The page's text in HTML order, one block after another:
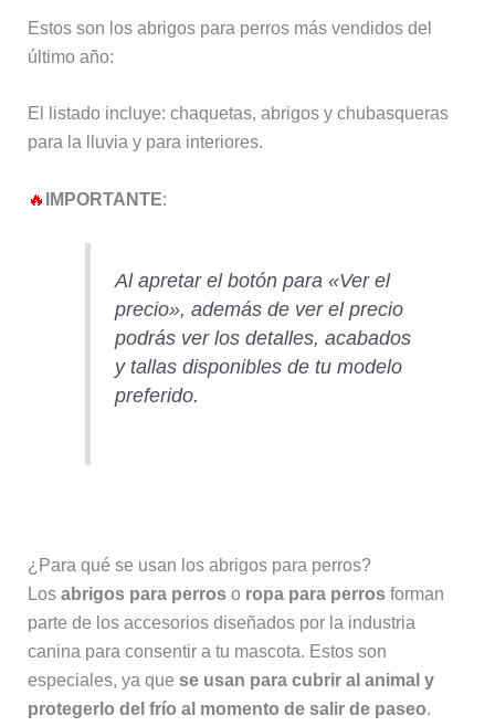
Estos son los abrigos para perros más vendidos del
último año:
El listado incluye: chaquetas, abrigos y chubasqueras
para la lluvia y para interiores.
🔥 IMPORTANTE:
Al apretar el botón para «Ver el
precio», además de ver el precio
podrás ver los detalles, acabados
y tallas disponibles de tu modelo
preferido.
¿Para qué se usan los abrigos para perros?
Los abrigos para perroso ropa para perrosforman
parte de los accesorios diseñados por la industria
canina para consentir a tu mascota. Estos son
especiales, ya que se usan para cubrir al animal y
protegerlo del frío al momento de salir de paseo.